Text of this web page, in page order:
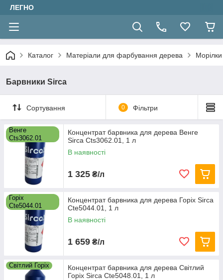
ЛЕГНО
Каталог Матеріали для фарбування дерева
Барвники Sirca
Сортування 0 Фільтри
Венге
Cts3062.01
Концентрат барвника для дерева Венге
Sirca Cts3062.01, 1 л
В наявності
1 325 ₴/л
Горіх
Cte5044.01
Концентрат барвника для дерева Горіх Sirca
Cte5044.01, 1 л
В наявності
1 659 ₴/л
Світлий Горіх
Концентрат барвника для дерева Світлий
Горіх Sirca Cte5048.01, 1 л